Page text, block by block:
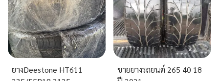
ยางDeestone HT611
ขายยางรถยนต์ 265 40 18